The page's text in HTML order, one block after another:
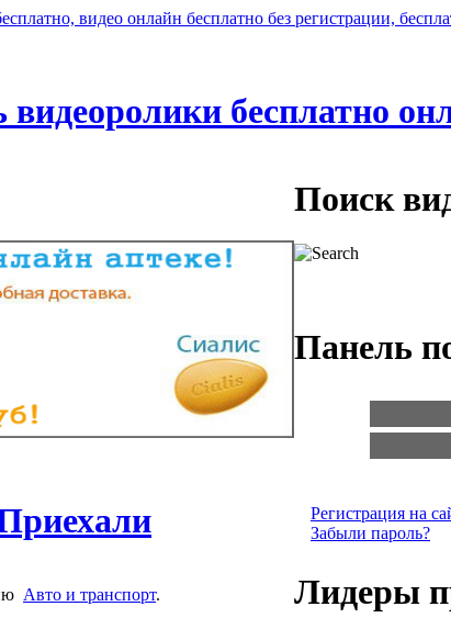
видеоролики бесплатно
Авто и транспорт.
Поиск
Панель
Регистрация на
Забыли пароль?
Лидеры